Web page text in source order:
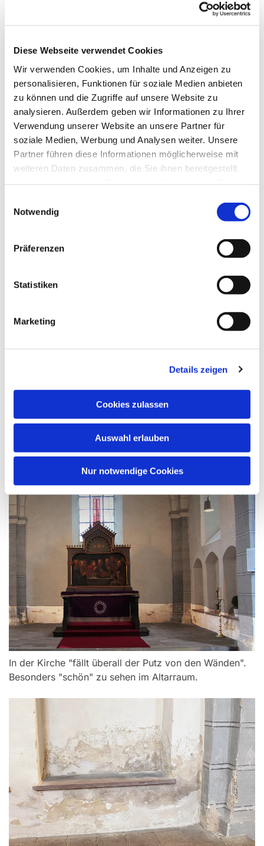
Diese Webseite verwendet Cookies
Wir verwenden Cookies, um Inhalte und Anzeigen zu
personalisieren, Funktionen für soziale Medien anbieten
zu können und die Zugriffe auf unsere Website zu
analysieren. Außerdem geben wir Informationen zu Ihrer
Verwendung unserer Website an unsere Partner für
soziale Medien, Werbung und Analysen weiter. Unsere
Partner führen diese Informationen möglicherweise mit
weiteren Daten zusammen, die Sie ihnen bereitgestellt
Notwendig
Präferenzen
Statistiken
Marketing
Details zeigen
Cookies zulassen
Auswahl erlauben
Nur notwendige Cookies
benötigt wird, flexibel mit Stühlen ausgestattet
reaktiviert werden.
Gegen diese Bereicherung hat sicher niemand etwas
einzuwenden.
Elisabeth Steinmeier
zurück zum Bautagebuch
Das Fortschreiten der Renovierungsarbeiten an der
Außenseite der Laurentiuskirche lässt sich gut
verfolgen. Zwischen den Planen am Turm zeigt sich
noch der die alte graue Farbe, während sie an den
Wänden daneben klar und sauber erstrahlt. Foto: Sigrid
In der Kirche "fällt überall der Putz von den Wänden".
Besonders "schön" zu sehen im Altarraum.